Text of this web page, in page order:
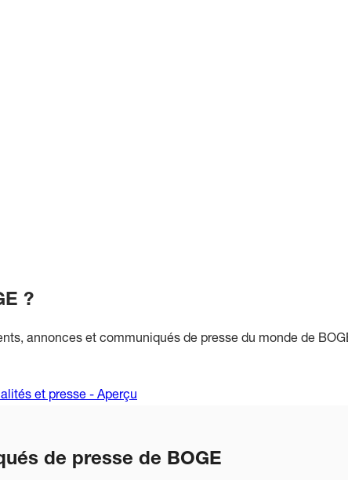
?
annonces et communiqués de presse du monde de
et presse - Aperçu
de presse de BOGE